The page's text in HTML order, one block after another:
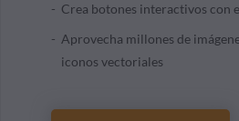
Crea botones interactivos con
Aprovecha millones de
iconos vectoriales